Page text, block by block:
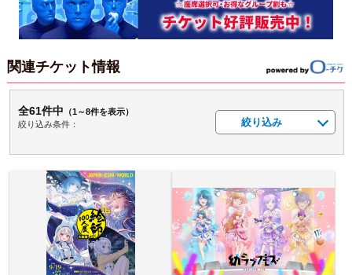
関連チケット情報
全61件中 （1～8件を表示）
絞り込み条件：
絞り込み